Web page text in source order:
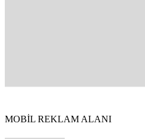
MOBİL REKLAM ALANI